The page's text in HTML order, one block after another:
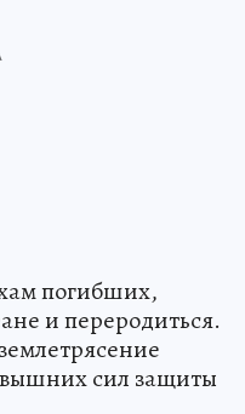
погибших,
и переродиться.
сил защиты